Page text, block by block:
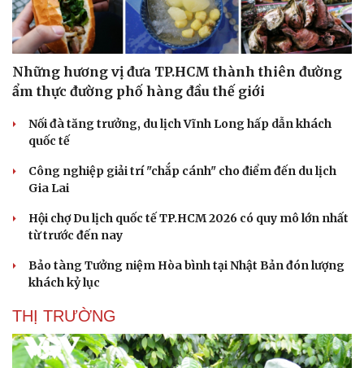
Những hương vị đưa TP.HCM thành thiên đường
ẩm thực đường phố hàng đầu thế giới
Nối đà tăng trưởng, du lịch Vĩnh Long hấp dẫn khách
quốc tế
Công nghiệp giải trí "chắp cánh" cho điểm đến du lịch
Gia Lai
Hội chợ Du lịch quốc tế TP.HCM 2026 có quy mô lớn nhất
từ trước đến nay
Bảo tàng Tưởng niệm Hòa bình tại Nhật Bản đón lượng
khách kỷ lục
THỊ TRƯỜNG